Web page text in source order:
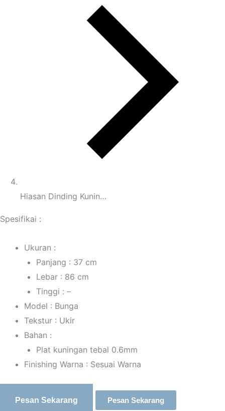
Hiasan Dinding Kunin…
Spesifikai :
Ukuran :
Panjang : 37 cm
Lebar : 86 cm
Tinggi : –
Model : Bunga
Tekstur : Ukir
Bahan :
Plat kuningan tebal 0.6mm
Finishing Warna : Sesuai Warna
Pesan Sekarang Pesan Sekarang